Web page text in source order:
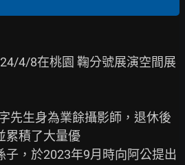
4/8在桃園 鞠分號展演空間展
先生身為業餘攝影師，退休後
累積了大量優
子，於2023年9月時向阿公提出